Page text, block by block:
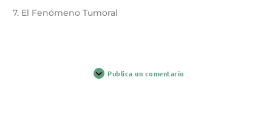
7. El Fenómeno Tumoral
Publica un comentario